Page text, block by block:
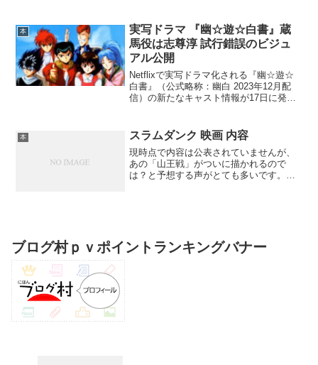
た。水木の生誕100周年を記念し、明日7
月8日から9月...
本
実写ドラマ 『幽☆遊☆白書』蔵
馬役は志尊淳 試行錯誤のビジュ
アル公開
Netflixで実写ドラマ化される『幽☆遊☆
白書』（公式略称：幽白 2023年12月配
信）の新たなキャスト情報が17日に発表
ュアルも初解禁され、トレードマークで
あるロ...
本 スラムダンク 映画 内容
現時点で内容は公表されていませんが、
あの「山王戦」がついに描かれるので
は？と予想する声がとても多いです。こ
ブログ村ｐｖポイントランキングバナー